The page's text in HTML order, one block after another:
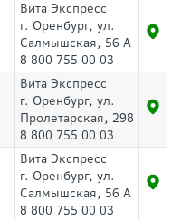
Вита Экспресс
г. Оренбург, ул.
Салмышская, 56 А
8 800 755 00 03
Вита Экспресс
г. Оренбург, ул.
Пролетарская, 298
8 800 755 00 03
Вита Экспресс
г. Оренбург, ул.
Салмышская, 56 А
8 800 755 00 03